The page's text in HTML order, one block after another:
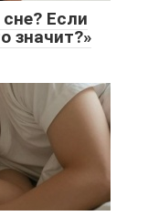
Если
значит?»